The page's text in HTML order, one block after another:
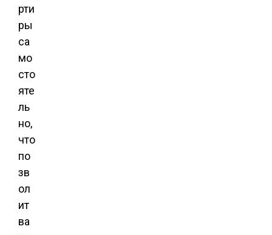
рти
ры
са
мо
сто
яте
ль
но,
что
по
зв
ол
ит
ва